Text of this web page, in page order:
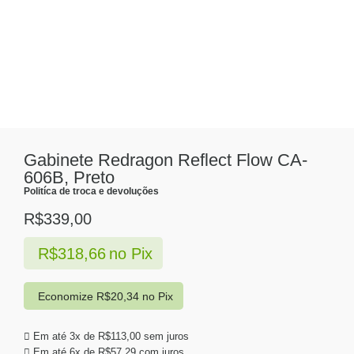
Gabinete Redragon Reflect Flow CA-
606B, Preto
Politíca de troca e devoluções
R$339,00
Em até 3x de R$113,00 sem juros
R$318,66 no Pix
Economize R$20,34no Pix